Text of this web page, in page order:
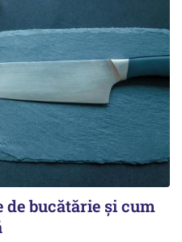
de bucătărie și cum